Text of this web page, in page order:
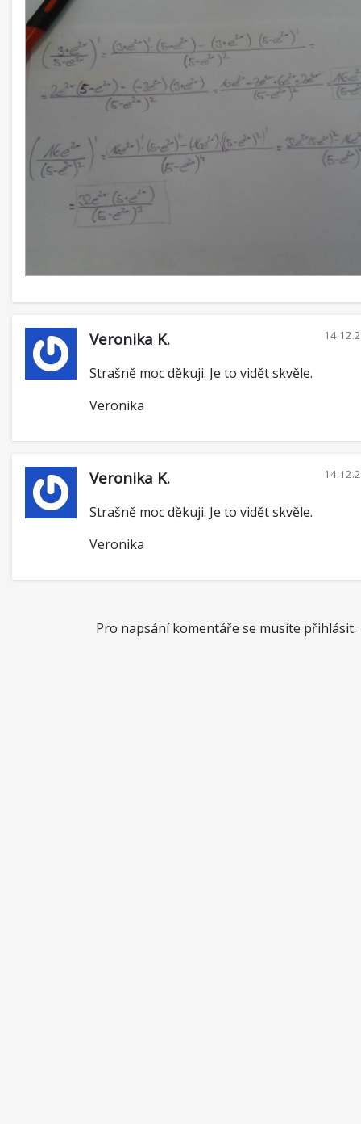
Veronika K.
Strašně moc děkuji. Je to vidět skvěle.
Veronika
Veronika K.
Strašně moc děkuji. Je to vidět skvěle.
Veronika
Pro napsání komentáře se musíte přihlásit.